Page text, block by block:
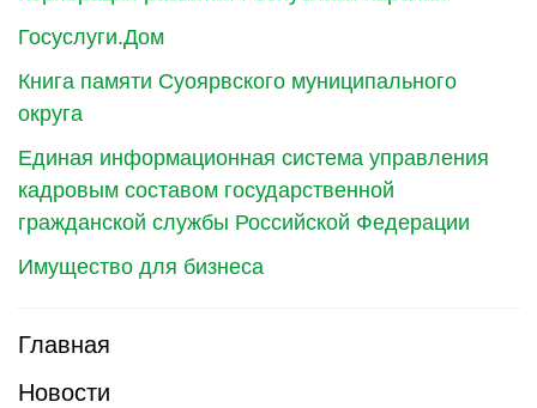
Госуслуги.Дом
Книга памяти Суоярвского муниципального
округа
Единая информационная система управления
кадровым составом государственной
гражданской службы Российской Федерации
Имущество для бизнеса
Главная
Новости